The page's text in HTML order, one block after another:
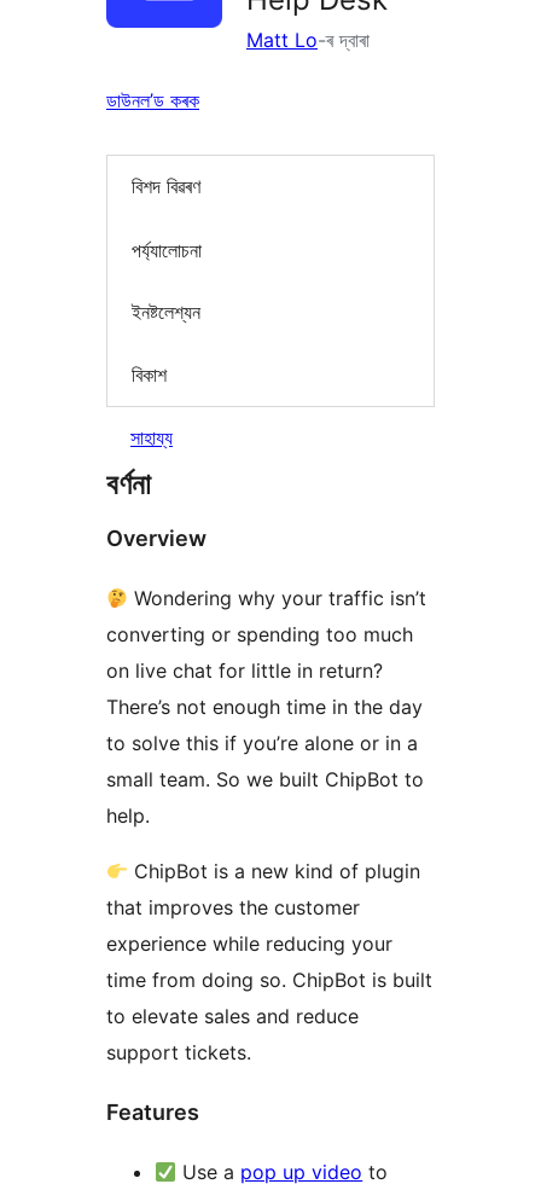
Matt Lo-ৰ দ্বাৰা
ডাউনল’ড কৰক
বিশদ বিৱৰণ
পৰ্য্যালোচনা
ইনষ্টলেশ্যন
বিকাশ
সাহায্য
বৰ্ণনা
Overview
Wondering why your traffic isn’t
converting or spending too much
on live chat for little in return?
There’s not enough time in the day
to solve this if you’re alone or in a
small team. So we built ChipBot to
help.
ChipBot is a new kind of plugin
that improves the customer
experience while reducing your
time from doing so. ChipBot is built
to elevate sales and reduce
support tickets.
Features
Use a pop up video to